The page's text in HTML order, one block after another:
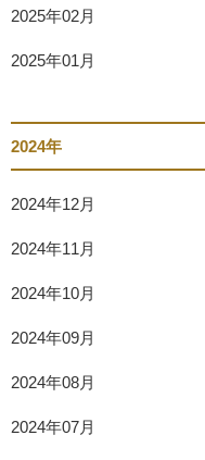
2025年02月
2025年01月
2024年
2024年12月
2024年11月
2024年10月
2024年09月
2024年08月
2024年07月